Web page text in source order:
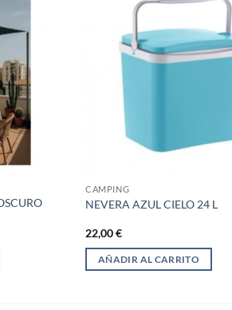
CAMPING
NEVERA AZUL CIELO 24 L
22,00€
AÑADIR AL CARRITO